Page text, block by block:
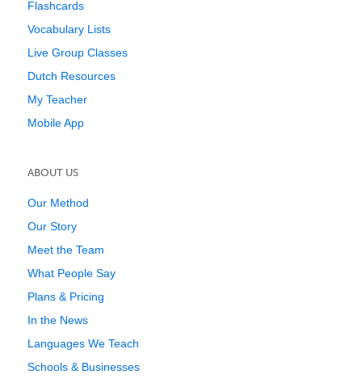
Flashcards
Vocabulary Lists
Live Group Classes
Dutch Resources
My Teacher
Mobile App
ABOUT US
Our Method
Our Story
Meet the Team
What People Say
Plans & Pricing
In the News
Languages We Teach
Schools & Businesses